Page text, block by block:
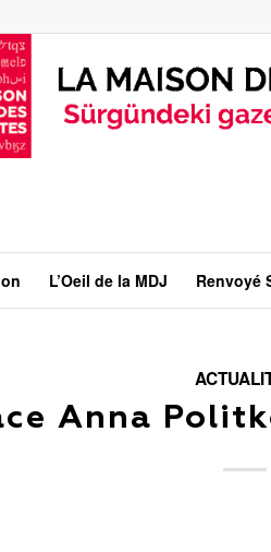
L’Oeil de la MDJ Renvoyé
Anna